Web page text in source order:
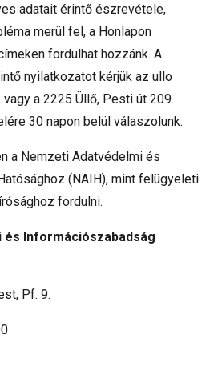
adatait érintő észrevétele,
merül fel, a Honlapon
fordulhat hozzánk. A
nyilatkozatot kérjük az ullo
vagy a 2225 Üllő, Pesti út 209.
30 napon belül válaszolunk.
a Nemzeti Adatvédelmi és
(NAIH), mint felügyeleti
fordulni.
Információszabadság
Pf. 9.